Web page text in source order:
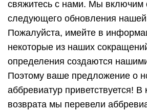
свяжитесь с нами. Мы включим
следующего обновления
Пожалуйста, имейте в
некоторые из наших
определения создаются
Поэтому ваше предложение о
аббревиатур приветствуется! В
возврата мы перевели